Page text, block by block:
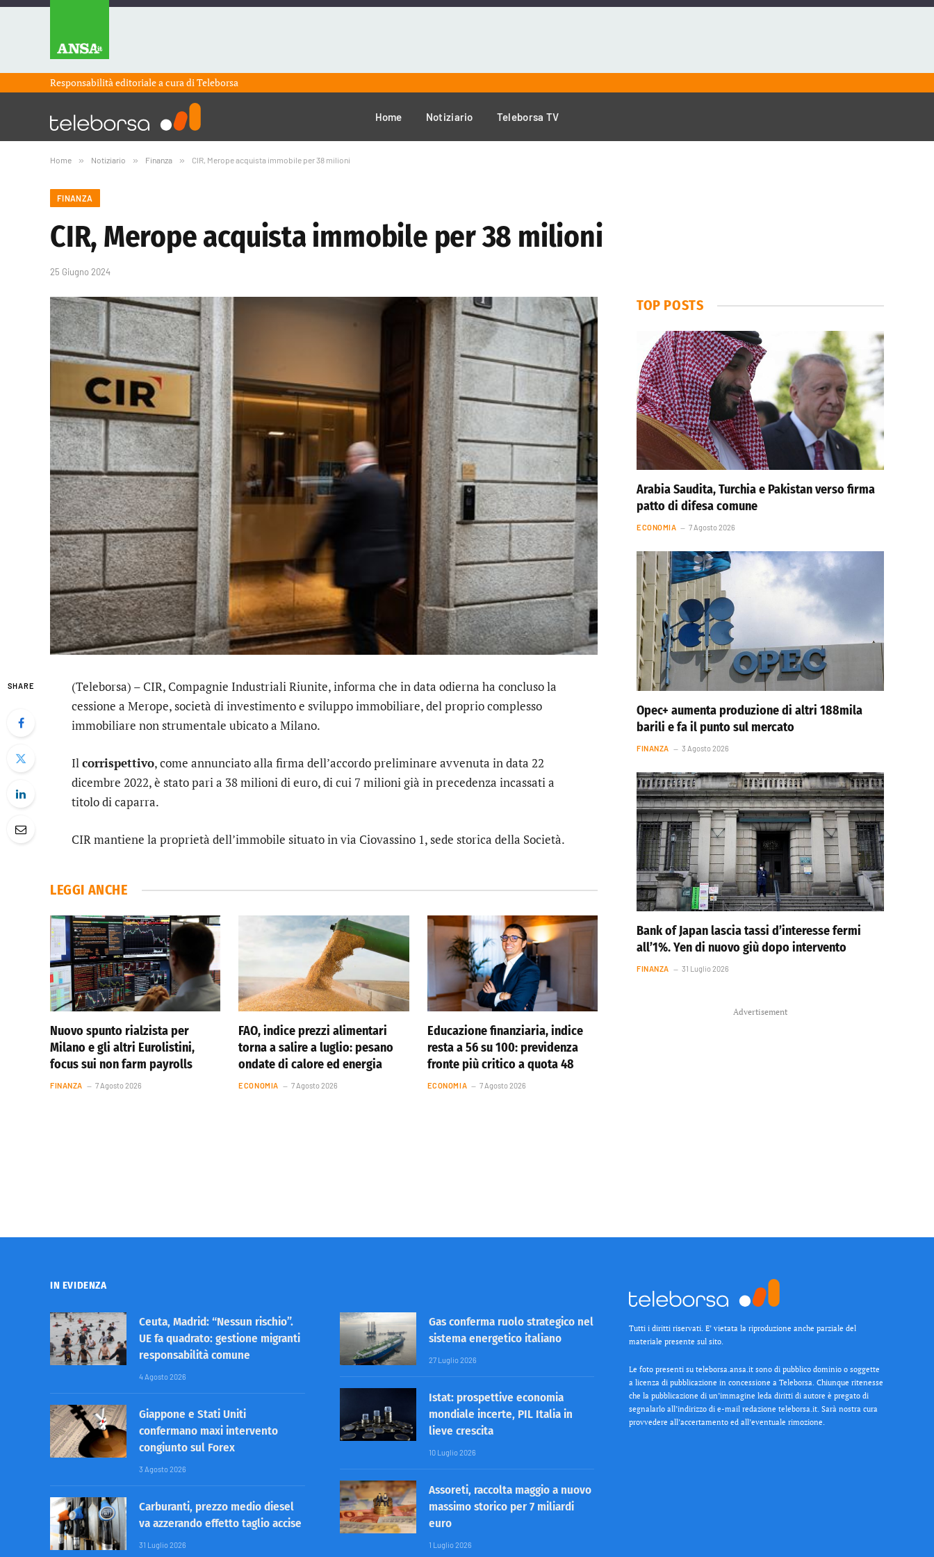
Responsabilità editoriale a cura diTeleborsa
Home Notiziario Teleborsa TV
Home » Notiziario » Finanza » CIR, Merope acquista immobile per 38 milioni
FINANZA
CIR, Merope acquista immobile per 38 milioni
25 Giugno 2024
SHARE (Teleborsa) – CIR, Compagnie Industriali Riunite, informa che in data odierna ha concluso la
cessione a Merope, società di investimento e sviluppo immobiliare, del proprio complesso
immobiliare non strumentale ubicato a Milano.
Ilcorrispettivo, come annunciato alla firma dell’accordo preliminare avvenuta in data 22
dicembre 2022, è stato pari a 38 milioni di euro, di cui 7 milioni già in precedenza incassati a
titolo di caparra.
CIR mantiene la proprietà dell’immobile situato in via Ciovassino 1, sede storica della Società.
LEGGI ANCHE
Nuovo spunto rialzista per
Milano e gli altri Eurolistini,
focus sui non farm payrolls
FINANZA 7 Agosto 2026
FAO, indice prezzi alimentari
torna a salire a luglio: pesano
ondate di calore ed energia
ECONOMIA 7 Agosto 2026
Educazione finanziaria, indice
resta a 56 su 100: previdenza
fronte più critico a quota 48
ECONOMIA 7 Agosto 2026
TOP POSTS
Arabia Saudita, Turchia e Pakistan verso firma
patto di difesa comune
ECONOMIA 7 Agosto 2026
Opec+ aumenta produzione di altri 188mila
barili e fa il punto sul mercato
FINANZA 3 Agosto 2026
Bank of Japan lascia tassi d’interesse fermi
all’1%. Yen di nuovo giù dopo intervento
FINANZA 31 Luglio 2026
Advertisement
IN EVIDENZA
Ceuta, Madrid: “Nessun rischio”.
UE fa quadrato: gestione migranti
responsabilità comune
4 Agosto 2026
Giappone e Stati Uniti
confermano maxi intervento
congiunto sul Forex
3 Agosto 2026
Carburanti, prezzo medio diesel
va azzerando effetto taglio accise
31 Luglio 2026
Gas conferma ruolo strategico nel
sistema energetico italiano
27 Luglio 2026
Istat: prospettive economia
mondiale incerte, PIL Italia in
lieve crescita
10 Luglio 2026
Assoreti, raccolta maggio a nuovo
massimo storico per 7 miliardi
euro
1 Luglio 2026
Tutti i diritti riservati. E’ vietata la riproduzione anche parziale del
materiale presente sul sito.
Le foto presenti su teleborsa.ansa.it sono di pubblico dominio o soggette
a licenza di pubblicazione in concessione a Teleborsa. Chiunque ritenesse
che la pubblicazione di un’immagine leda diritti di autore è pregato di
segnalarlo all’indirizzo di e-mail redazione teleborsa.it. Sarà nostra cura
provvedere all’accertamento ed all’eventuale rimozione.